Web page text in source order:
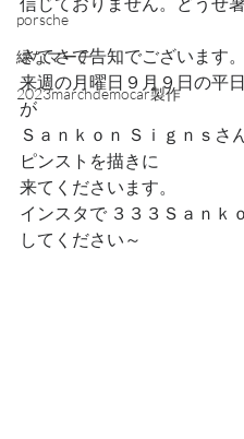
porsche
緑なマーチ
2023marchdemocar製作
さてさて告知でございます。
来週の月曜日９月９日の平
が
Ｓａｎｋｏｎ Ｓｉｇｎｓさ
ピンストを描きに
来てくださいます。
インスタで ３３３Ｓａｎｋ
してください～